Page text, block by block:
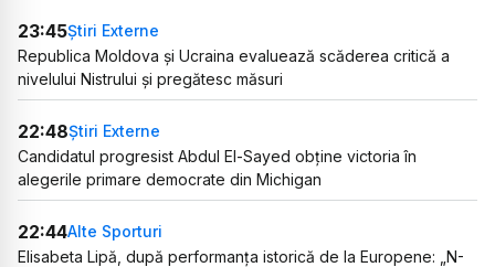
23:45Știri Externe
Republica Moldova și Ucraina evaluează scăderea critică a
nivelului Nistrului și pregătesc măsuri
22:48Știri Externe
Candidatul progresist Abdul El-Sayed obține victoria în
alegerile primare democrate din Michigan
22:44Alte Sporturi
Elisabeta Lipă, după performanța istorică de la Europene: „N-